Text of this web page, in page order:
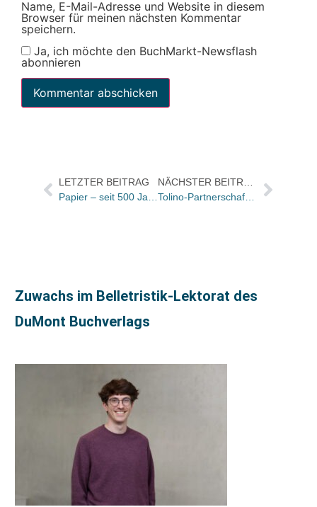
Name, E-Mail-Adresse und Website in diesem
Browser für meinen nächsten Kommentar
speichern.
Ja, ich möchte den BuchMarkt-Newsflash
abonnieren
LETZTER BEITRAG
Zuwachs im Belletristik-Lektorat des
DuMont Buchverlags